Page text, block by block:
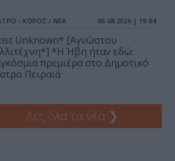
- ΧΟΡΟΣ / ΝΕΑ 06.08.2026 | 19.04
Unknown* [Αγνώστου
*Η Ήβη ήταν εδώ:
πρεμιέρα στο Δημοτικό
Πειραιά
Δες όλα τα νέα ❯